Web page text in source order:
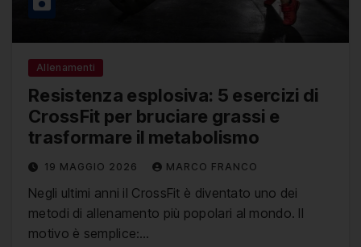
Allenamenti
Resistenza esplosiva: 5 esercizi di
CrossFit per bruciare grassi e
trasformare il metabolismo
19 MAGGIO 2026 MARCO FRANCO
Negli ultimi anni il CrossFit è diventato uno dei
metodi di allenamento più popolari al mondo. Il
motivo è semplice:…